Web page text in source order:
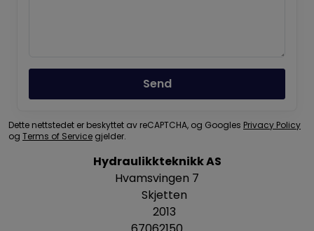
Hydraulikkteknikk AS
Hvamsvingen 7
Skjetten
2013
Send
Dette nettstedet er beskyttet av reCAPTCHA, og Googles Privacy Policy
og Terms of Service gjelder.